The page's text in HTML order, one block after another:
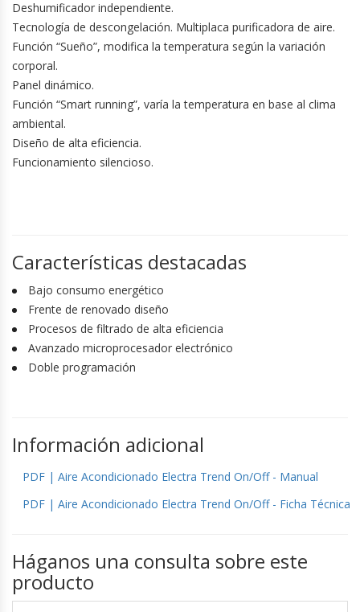
Deshumificador independiente.
Tecnología de descongelación. Multiplaca purificadora de aire.
Función “Sueño”, modifica la temperatura según la variación
corporal.
Panel dinámico.
Función “Smart running”, varía la temperatura en base al clima
ambiental.
Diseño de alta eficiencia.
Funcionamiento silencioso.
Características destacadas
Bajo consumo energético
Frente de renovado diseño
Procesos de filtrado de alta eficiencia
Avanzado microprocesador electrónico
Doble programación
Información adicional
PDF | Aire Acondicionado Electra Trend On/Off - Manual
PDF | Aire Acondicionado Electra Trend On/Off - Ficha Técnica
Háganos una consulta sobre este
producto